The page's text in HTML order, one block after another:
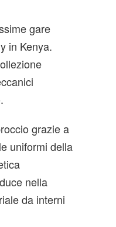
gare
in Kenya.
grazie a
uniformi della
nella
da interni